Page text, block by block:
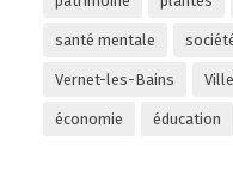
santé mentale
Vernet-les-Bains
économie éducation